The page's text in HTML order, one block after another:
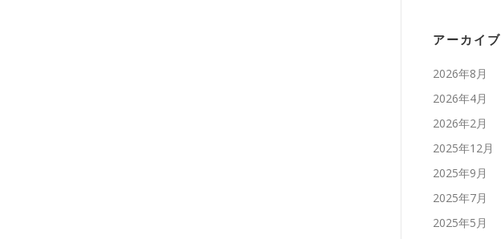
アーカイブ
2026年8月
2026年4月
2026年2月
2025年12月
2025年9月
2025年7月
2025年5月